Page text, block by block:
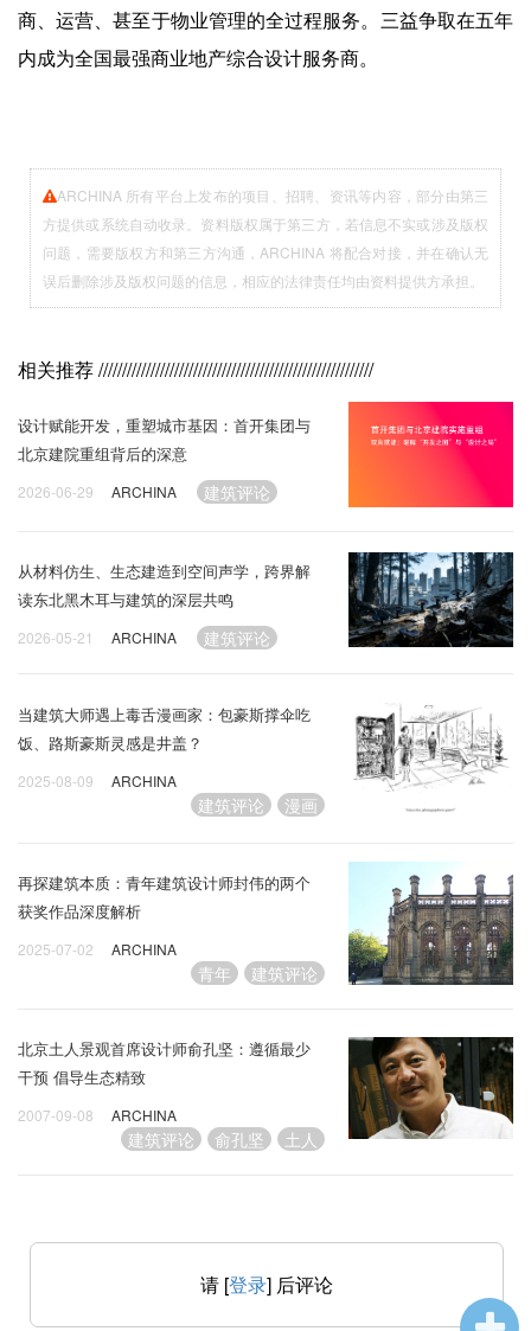
商、运营、甚至于物业管理的全过程服务。三益争取在五年
内成为全国最强商业地产综合设计服务商。
ARCHINA 所有平台上发布的项目、招聘、资讯等内容，部分由第三
方提供或系统自动收录。资料版权属于第三方，若信息不实或涉及版权
问题，需要版权方和第三方沟通，ARCHINA 将配合对接，并在确认无
误后删除涉及版权问题的信息，相应的法律责任均由资料提供方承担。
相关推荐//////////////////////////////////////////////////////////
设计赋能开发，重塑城市基因：首开集团与
北京建院重组背后的深意
2026-06-29 ARCHINA 建筑评论
从材料仿生、生态建造到空间声学，跨界解
读东北黑木耳与建筑的深层共鸣
2026-05-21 ARCHINA 建筑评论
当建筑大师遇上毒舌漫画家：包豪斯撑伞吃
饭、路斯豪斯灵感是井盖？
2025-08-09 ARCHINA
建筑评论 漫画
再探建筑本质：青年建筑设计师封伟的两个
获奖作品深度解析
2025-07-02 ARCHINA
青年 建筑评论
北京土人景观首席设计师俞孔坚：遵循最少
干预 倡导生态精致
2007-09-08 ARCHINA
建筑评论 俞孔坚 土人
请 [登录] 后评论